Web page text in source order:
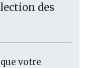
des
votre